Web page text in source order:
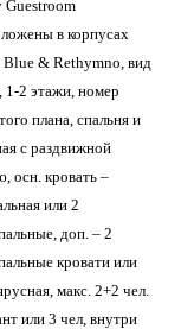
Guestroom
в корпусах
& Rethymno, вид
1-2 этажи, номер
плана, спальня и
с раздвижной
осн. кровать –
или 2
доп. – 2
кровати или
макс. 2+2 чел.
или 3 чел, внутри